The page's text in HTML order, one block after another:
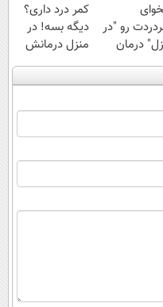
رو "در
درمان
(◂فیلم +
کمر درد داری؟
دیگه بسه! در
منزل درمانش
کن
(◀پرسش‌نامه)